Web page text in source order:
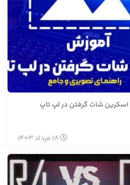
شات گرفتن در لپ تاپ
18 مرداد 1403